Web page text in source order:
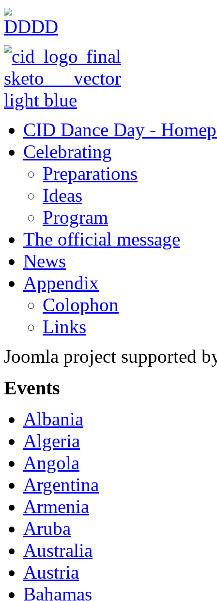
CID Dance Day -
Celebrating
Preparations
Ideas
Program
The official message
News
Appendix
Colophon
Links
Joomla project supported
Events
Albania
Algeria
Angola
Argentina
Armenia
Aruba
Australia
Austria
Bahamas